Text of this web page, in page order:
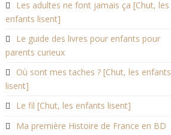
Les adultes ne font jamais ça [Chut, les
enfants lisent]
Le guide des livres pour enfants pour
parents curieux
Où sont mes taches ? [Chut, les enfants
lisent]
Le fil [Chut, les enfants lisent]
Ma première Histoire de France en BD